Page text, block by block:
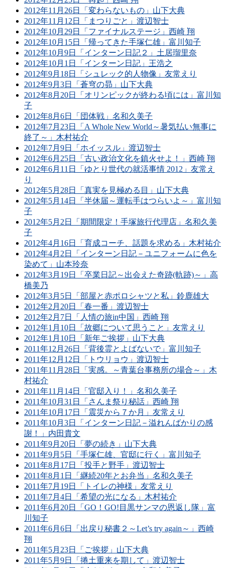
2012年11月26日「変わらないもの」山下大典
2012年11月12日「まつりごと」渡辺智士
2012年10月29日「ファイナルステージ」西崎 翔
2012年10月15日「帰ってきた手塚仁雄」富川知子
2012年10月9日「インターン日記２」土居瑠里奈
2012年10月1日「インターン日記」王浩之
2012年9月18日「シュレック的人物像」友常えり
2012年9月3日「蒼穹の昴」山下大典
2012年8月20日「オリンピックが終わる頃には」富川知
子
2012年8月6日「団体戦」名和久美子
2012年7月23日「A Whole New World～暑気払い無事に
終了～」木村祐介
2012年7月9日「ホイッスル」渡辺智士
2012年6月25日「古い政治文化を鎮火せよ！」西崎 翔
2012年6月11日「ゆとり世代の就活事情 2012」友常え
り
2012年5月28日「真実を見極める目」山下大典
2012年5月14日「半休届～運転手はつらいよ～」富川知
子
2012年5月2日「期間限定！手塚旅行代理店」名和久美
子
2012年4月16日「育成コーチ、話題を求める」木村祐介
2012年4月2日「インターン日記－ユニフォームに色を
染めて」山本玲奈
2012年3月19日「卒業日記～出会えた奇跡(軌跡)～」高
橋美乃
2012年3月5日「部屋と赤ポロシャツと私」鈴鹿雄大
2012年2月20日「春一番」渡辺智士
2012年2月7日「人情の旅in中国」西崎 翔
2012年1月10日「故郷について思うこと」友常えり
2012年1月10日「新年ご挨拶」山下大典
2011年12月26日「背後霊とよばないで」富川知子
2011年12月12日「トウリョウ」渡辺智士
2011年11月28日「実感。～青葉台事務所の場合～」木
村祐介
2011年11月14日「官邸入り！」名和久美子
2011年10月31日「さんま祭り秘話」西崎 翔
2011年10月17日「震災から７か月」友常えり
2011年10月3日「インターン日記－溢れんばかりの感
謝！」内田貴文
2011年9月20日「夢の続き」山下大典
2011年9月5日「手塚仁雄、官邸に行く」富川知子
2011年8月17日「投手と野手」渡辺智士
2011年8月1日「継続20年とお弁当」名和久美子
2011年7月19日「トイレの神様」友常えり
2011年7月4日「希望の光になる」木村祐介
2011年6月20日「GO！GO!目黒サンマの恩返し隊」富
川知子
2011年6月6日「出戻り秘書２～Let’s try again～」西崎
翔
2011年5月23日「ご挨拶」山下大典
2011年5月9日「捲土重来を期して」渡辺智士